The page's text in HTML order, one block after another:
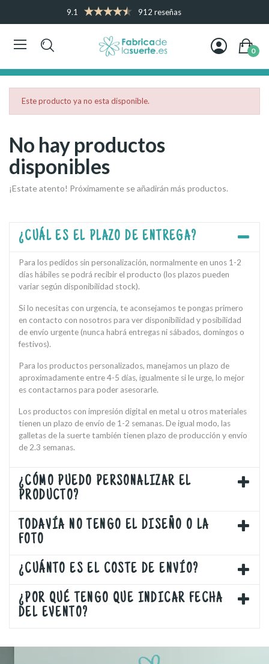
9.1 912 reseñas
0
Este producto ya no esta disponible.
No hay productos
disponibles
¡Estate atento! Próximamente se añadirán más productos.
¿CUÁL ES EL PLAZO DE ENTREGA?
Para los pedidos sin personalización, normalmente en unos 1-2
días hábiles se podrá recibir el producto (los plazos pueden
variar según disponibilidad stock).
Si lo necesitas con urgencia, te aconsejamos te pongas primero
en contacto con nosotros para ver disponibilidad y posibilidad
de envío urgente (nunca habrá entregas ni sábados, domingos o
festivos).
Para los productos personalizados, manejamos un plazo de
aproximadamente entre 4-5 días, igualmente si le urge, lo mejor
es contactarnos para poder asesorarle.
Los productos con impresión digital en metal u otros materiales
tienen un plazo de envío de 1-2 semanas. De igual modo, las
galletas de la suerte también tienen plazo de producción y envío
de 2.3 semanas.
¿CÓMO PUEDO PERSONALIZAR EL
PRODUCTO?
TODAVÍA NO TENGO EL DISEÑO O LA
FOTO
¿CUÁNTO ES EL COSTE DE ENVÍO?
¿POR QUÉ TENGO QUE INDICAR FECHA
DEL EVENTO?